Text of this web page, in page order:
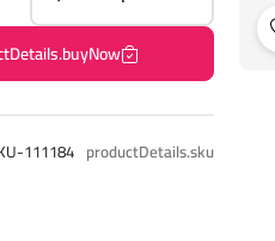
productDetails.sku
111184